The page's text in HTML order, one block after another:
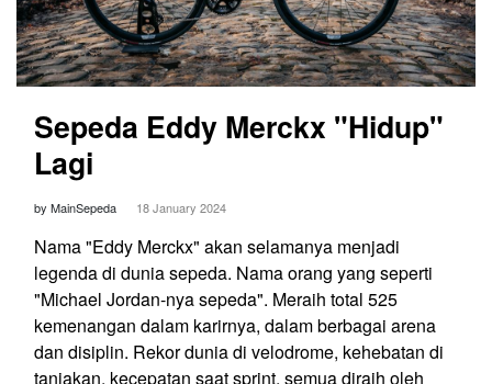
Sepeda Eddy Merckx "Hidup"
Lagi
by MainSepeda 18 January 2024
Nama "Eddy Merckx" akan selamanya menjadi
legenda di dunia sepeda. Nama orang yang seperti
"Michael Jordan-nya sepeda". Meraih total 525
kemenangan dalam karirnya, dalam berbagai arena
dan disiplin. Rekor dunia di velodrome, kehebatan di
tanjakan, kecepatan saat sprint, semua diraih oleh